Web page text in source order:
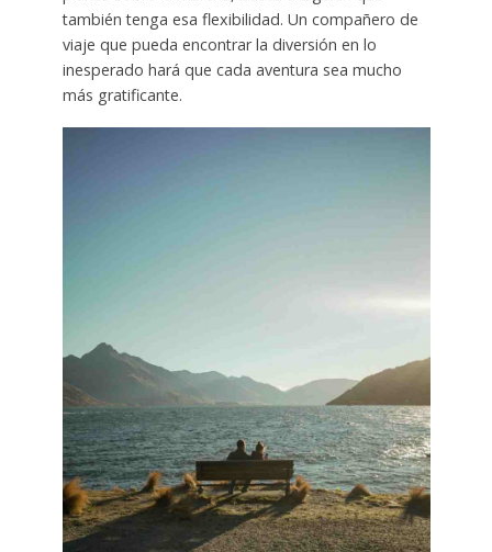
también tenga esa flexibilidad. Un compañero de
viaje que pueda encontrar la diversión en lo
inesperado hará que cada aventura sea mucho
más gratificante.